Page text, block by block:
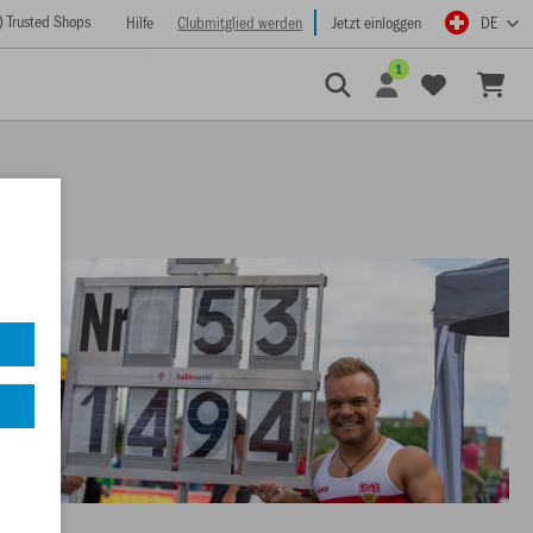
Shops Hilfe Clubmitglied werden Jetzt einloggen DE
1